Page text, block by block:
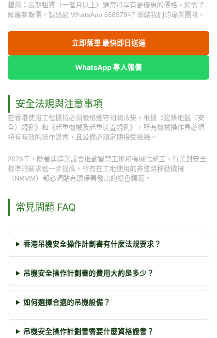
提示： 長期租賃（一個月以上）通常可享有更優惠的價格。如需了
解最新報價，請透過 WhatsApp 65897847 聯絡我們的專業團隊。
立即落單 最快即日送達
WhatsApp 專人報價
安全法規與注意事項
在香港使用工程機械必須嚴格遵守相關法規。根據《建築地盤（安
全）規例》和《起重機械及起重裝置規例》，所有機械操作員必須
持有有效的操作證書，且設備必須定期接受檢驗。
2026年，隨著建造業議會推動智慧工地和機械化施工，行業對安全
標準的要求進一步提高。所有在工地使用的非道路移動機械
（NRMM）都必須貼有環保署發出的綠色標籤。
常見問題 FAQ
香港吊機安全操作計劃書有什麼法規要求？
吊機安全操作計劃書的費用大約是多少？
如何選擇合適的吊機設備？
吊機安全操作計劃書需要什麼資格證書？